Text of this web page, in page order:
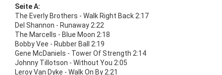
Seite A:
The Everly Brothers - Walk Right Back 2:17
Del Shannon - Runaway 2:22
The Marcells - Blue Moon 2:18
Bobby Vee - Rubber Ball 2:19
Gene McDaniels - Tower Of Strength 2:14
Johnny Tillotson - Without You 2:05
Leroy Van Dyke - Walk On By 2:21